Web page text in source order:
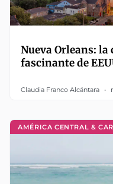
Nueva Orleans: la
fascinante de
Claudia Franco Alcántara
AMÉRICA CENTRAL &